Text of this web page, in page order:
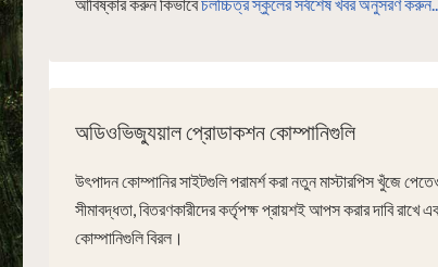
অডিওভিজ্যুয়াল প্রোডাকশন কোম্পানিগুলি
উৎপাদন কোম্পানির সাইটগুলি পরামর্শ করা নতুন মাস্টারপিস খুঁজে
সীমাবদ্ধতা, বিতরণকারীদের কর্তৃপক্ষ প্রায়শই আপস করার দাবি রাখে
কোম্পানিগুলি বিরল।